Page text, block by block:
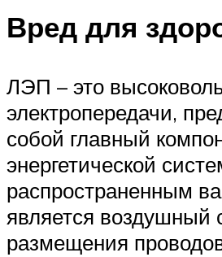
Вред для
ЛЭП – это
электропередачи,
собой главный
энергетической
распространенным
является воздушный
размещения